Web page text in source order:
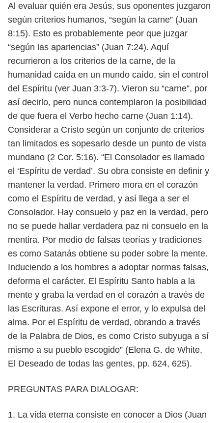
Al evaluar quién era Jesús, sus oponentes juzgaron
según criterios humanos, “según la carne” (Juan
8:15). Esto es probablemente peor que juzgar
“según las apariencias” (Juan 7:24). Aquí
recurrieron a los criterios de la carne, de la
humanidad caída en un mundo caído, sin el control
del Espíritu (ver Juan 3:3-7). Vieron su “carne”, por
así decirlo, pero nunca contemplaron la posibilidad
de que fuera el Verbo hecho carne (Juan 1:14).
Considerar a Cristo según un conjunto de criterios
tan limitados es sopesarlo desde un punto de vista
mundano (2 Cor. 5:16). “El Consolador es llamado
el ‘Espíritu de verdad’. Su obra consiste en definir y
mantener la verdad. Primero mora en el corazón
como el Espíritu de verdad, y así llega a ser el
Consolador. Hay consuelo y paz en la verdad, pero
no se puede hallar verdadera paz ni consuelo en la
mentira. Por medio de falsas teorías y tradiciones
es como Satanás obtiene su poder sobre la mente.
Induciendo a los hombres a adoptar normas falsas,
deforma el carácter. El Espíritu Santo habla a la
mente y graba la verdad en el corazón a través de
las Escrituras. Así expone el error, y lo expulsa del
alma. Por el Espíritu de verdad, obrando a través
de la Palabra de Dios, es como Cristo subyuga a sí
mismo a su pueblo escogido” (Elena G. de White,
El Deseado de todas las gentes, pp. 624, 625).
PREGUNTAS PARA DIALOGAR:
1. La vida eterna consiste en conocer a Dios (Juan